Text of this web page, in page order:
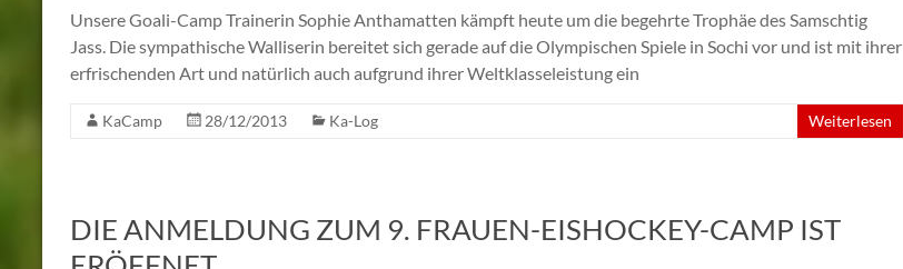
Lehmann
Unsere Goali-Camp Trainerin Sophie Anthamatten kämpft heute um die begehrte Trophäe des Samschtig
Jass. Die sympathische Walliserin bereitet sich gerade auf die Olympischen Spiele in Sochi vor und ist mit ihrer
erfrischenden Art und natürlich auch aufgrund ihrer Weltklasseleistung ein
KaCamp 28/12/2013 Ka-Log Weiterlesen
DIE ANMELDUNG ZUM 9. FRAUEN-EISHOCKEY-CAMP IST